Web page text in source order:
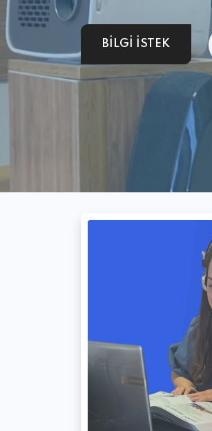
BİLGİ İSTEK